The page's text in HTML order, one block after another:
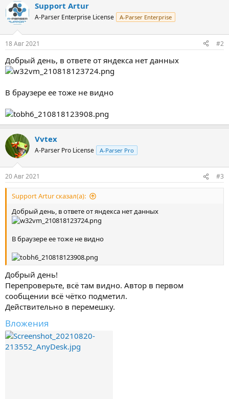
Support Artur
A-Parser Enterprise License A-Parser Enterprise
18 Авг 2021 #2
Добрый день, в ответе от яндекса нет данных
В браузере ее тоже не видно
Vvtex
A-Parser Pro License A-Parser Pro
20 Авг 2021 #3
Support Artur сказал(а):
Добрый день, в ответе от яндекса нет данных
В браузере ее тоже не видно
Добрый день!
Перепроверьте, всё там видно. Автор в первом
сообщении всё чётко подметил.
Действительно в перемешку.
Вложения